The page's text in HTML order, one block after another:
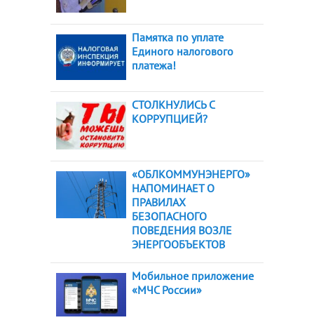
Памятка по уплате
Единого налогового
платежа!
СТОЛКНУЛИСЬ С
КОРРУПЦИЕЙ?
«ОБЛКОММУНЭНЕРГО»
НАПОМИНАЕТ О
ПРАВИЛАХ
БЕЗОПАСНОГО
ПОВЕДЕНИЯ ВОЗЛЕ
ЭНЕРГООБЪЕКТОВ
Мобильное приложение
«МЧС России»